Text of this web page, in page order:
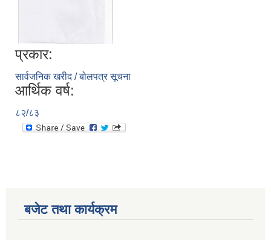
प्रकार:
सार्वजनिक खरीद / बोलपत्र सूचना
आर्थिक वर्ष:
८२/८३
बजेट तथा कार्यक्रम